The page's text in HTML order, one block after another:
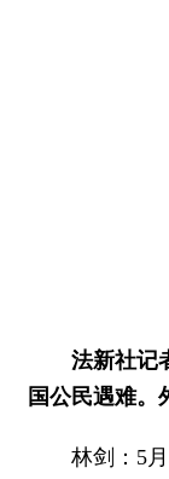
法新社记
国公民遇难。
林剑：5